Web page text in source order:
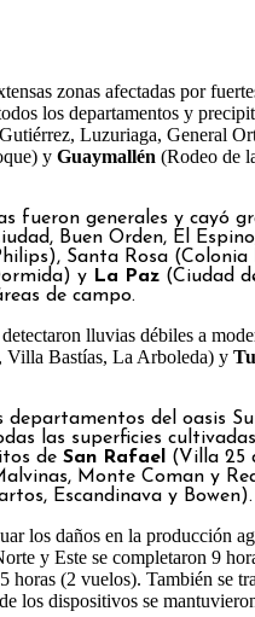
zonas afectadas por
los departamentos y
Luzuriaga, General
y Guaymallén (Rodeo de
fueron generales y cayó
Buen Orden, El
Santa Rosa (Colonia
y La Paz (Ciudad
de campo.
lluvias débiles a
Villa Bastías, La Arboleda) y
departamentos del oasis
las superficies
de San Rafael
(Villa 25
Monte Coman y
Escandinava y Bowen).
los daños en la producción
y Este se completaron 9
horas (2 vuelos). También se
los dispositivos se